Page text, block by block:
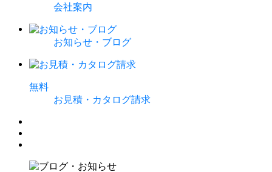
会社案内
お知らせ・ブログ
無料
お見積・カタログ請求